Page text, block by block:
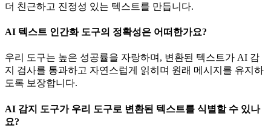
더 친근하고 진정성 있는 텍스트를 만듭니다.
AI 텍스트 인간화 도구의 정확성은 어떠한가요?
우리 도구는 높은 성공률을 자랑하며, 변환된 텍스트가 AI 감
지 검사를 통과하고 자연스럽게 읽히며 원래 메시지를 유지하
도록 보장합니다.
AI 감지 도구가 우리 도구로 변환된 텍스트를 식별할 수 있나
요?